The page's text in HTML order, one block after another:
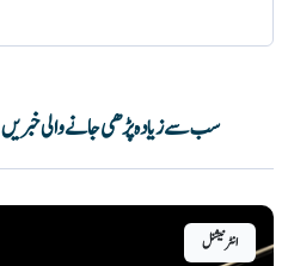
سب سے زیادہ پڑھی جانے والی خبریں
انٹرنیشنل